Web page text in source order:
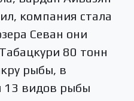
компания стала
Севан они
80 тонн
рыбы, в
13 видов рыбы